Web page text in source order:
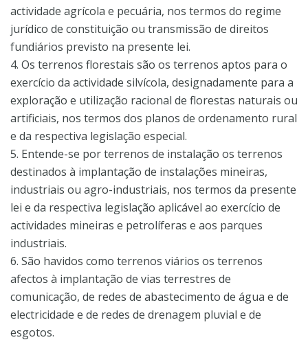
actividade agrícola e pecuária, nos termos do regime
jurídico de constituição ou transmissão de direitos
fundiários previsto na presente lei.
4. Os terrenos florestais são os terrenos aptos para o
exercício da actividade silvícola, designadamente para a
exploração e utilização racional de florestas naturais ou
artificiais, nos termos dos planos de ordenamento rural
e da respectiva legislação especial.
5. Entende-se por terrenos de instalação os terrenos
destinados à implantação de instalações mineiras,
industriais ou agro-industriais, nos termos da presente
lei e da respectiva legislação aplicável ao exercício de
actividades mineiras e petrolíferas e aos parques
industriais.
6. São havidos como terrenos viários os terrenos
afectos à implantação de vias terrestres de
comunicação, de redes de abastecimento de água e de
electricidade e de redes de drenagem pluvial e de
esgotos.